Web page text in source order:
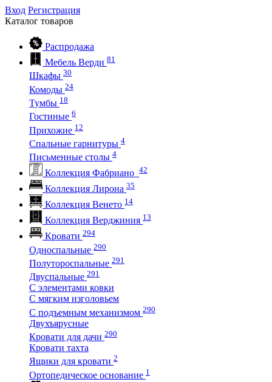
Вход Регистрация
Каталог товаров
Распродажа
Мебель Верди 81
Шкафы 30
Комоды 24
Тумбы 18
Гостиные 6
Прихожие 12
Спальные гарнитуры 4
Письменные столы 4
Коллекция Фабриано 42
Коллекция Лирона 35
Коллекция Венето 14
Коллекция Верджиния 13
Кровати 294
Односпальные 290
Полутороспальные 291
Двуспальные 291
С элементами ковки
С мягким изголовьем
С подъемным механизмом 290
Двухъярусные
Кровати для дачи 290
Кровати тахта
Ящики для кровати 2
Ортопедическое основание 1